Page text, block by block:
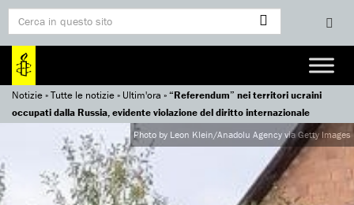
Notizie»Tutte le notizie» Ultim'ora »“Referendum” nei territori ucraini
occupati dalla Russia, evidente violazione del diritto internazionale
Photo by Leon Klein/Anadolu Agency via Getty Images